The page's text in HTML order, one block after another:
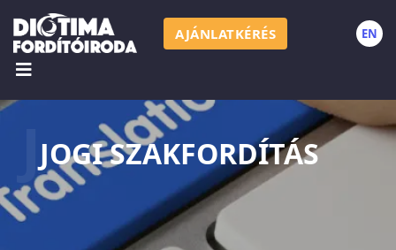
AJÁNLATKÉRÉS EN
JJOGI SZAKFORDÍTÁS